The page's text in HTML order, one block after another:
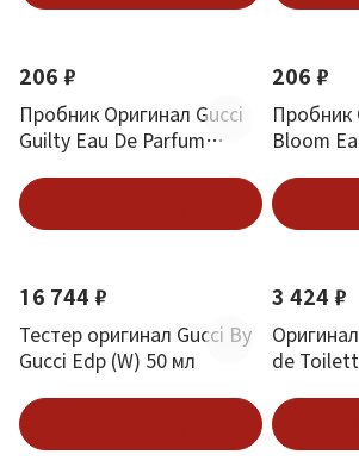
206 ₽
Пробник Оригинал Gucci
Guilty Eau De Parfum
206 ₽
Пробник
Bloom
16 744 ₽
Тестер оригинал Gucci By
Gucci Edp (W) 50 мл
3 424 ₽
de